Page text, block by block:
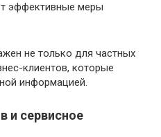
эффективные меры
не только для частных
клиентов, которые
информацией.
и сервисное